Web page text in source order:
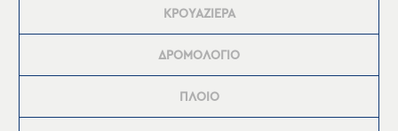
ΚΡΟΥΑΖΙΕΡΑ
ΔΡΟΜΟΛΟΓΙΟ
ΠΛΟΙΟ